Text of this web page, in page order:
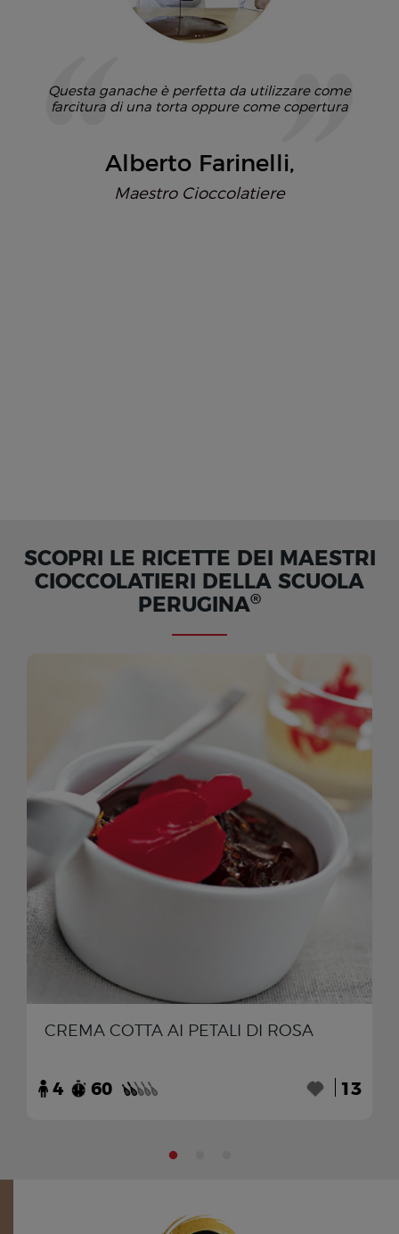
Questa ganache è perfetta da utilizzare come
farcitura di una torta oppure come copertura
Alberto Farinelli
Maestro Cioccolatiere
SCOPRI LE RICETTE DEI MAESTRI
CIOCCOLATIERI DELLA SCUOLA
PERUGINA®
CREMA COTTA AI PETALI DI ROSA
4 60 13